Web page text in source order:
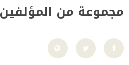
مجموعة من المؤلفين